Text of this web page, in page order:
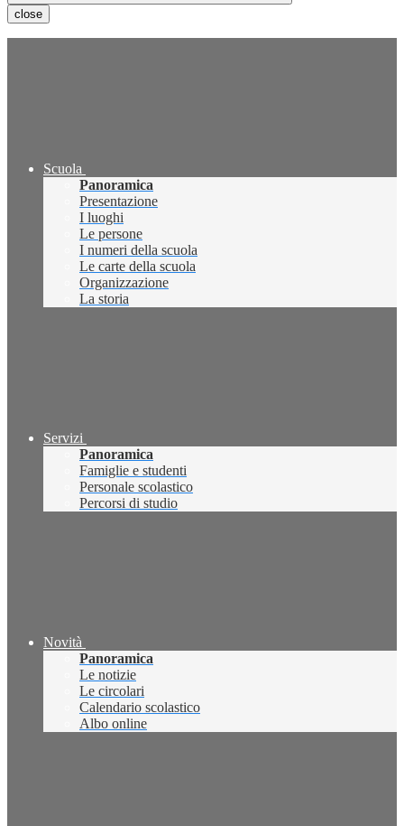
close
Scuola
Panoramica
Presentazione
I luoghi
Le persone
I numeri della scuola
Le carte della scuola
Organizzazione
La storia
Servizi
Panoramica
Famiglie e studenti
Personale scolastico
Percorsi di studio
Novità
Panoramica
Le notizie
Le circolari
Calendario scolastico
Albo online